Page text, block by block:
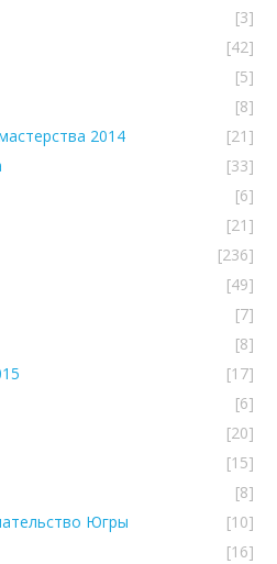
[3]
[42]
[5]
[8]
2014
[21]
[33]
[6]
[21]
[236]
[49]
[7]
[8]
[17]
[6]
[20]
[15]
[8]
Югры
[10]
[16]